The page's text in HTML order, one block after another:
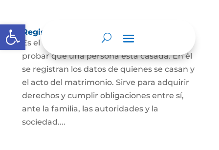
Abrir barra de herramientas
Registro Civil de Matrimonio
Es el documento público necesario para
probar que una persona está casada. En él
se registran los datos de quienes se casan y
el acto del matrimonio. Sirve para adquirir
derechos y cumplir obligaciones entre sí,
ante la familia, las autoridades y la
sociedad....